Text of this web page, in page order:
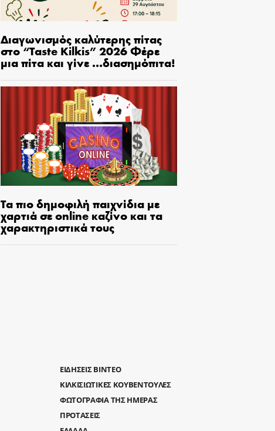
Διαγωνισμός καλύτερης πίτας
στο “Taste Kilkis” 2026 Φέρε
μια πίτα και γίνε …διασημόπιτα!
Τα πιο δημοφιλή παιχνίδια με
χαρτιά σε online καζίνο και τα
χαρακτηριστικά τους
ΕΙΔΗΣΕΙΣ ΒΙΝΤΕΟ
ΚΙΛΚΙΣΙΩΤΙΚΕΣ ΚΟΥΒΕΝΤΟΥΛΕΣ
ΦΩΤΟΓΡΑΦΙΑ ΤΗΣ ΗΜΕΡΑΣ
ΠΡΟΤΑΣΕΙΣ